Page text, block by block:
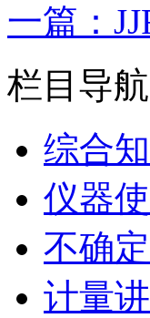
一篇：
栏目导航
综合
仪器
不确
计量